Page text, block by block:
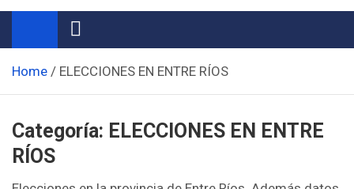
Noticias de Entre Ríos
Información de toda la provincia ahora
Home ELECCIONES EN ENTRE RÍOS
Categoría: ELECCIONES EN ENTRE
RÍOS